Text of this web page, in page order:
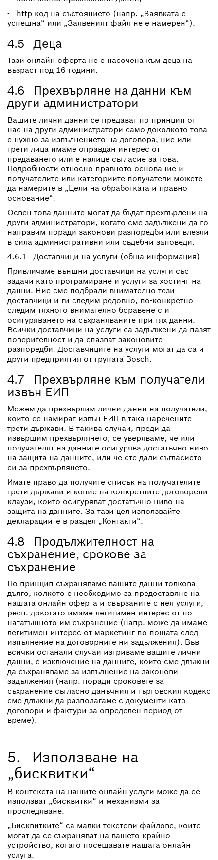
- http код на състоянието (напр. „Заявката е
успешна“ или „Заявеният файл не е намерен“).
4.5 Деца
Тази онлайн оферта не е насочена към деца на
възраст под 16 години.
4.6 Прехвърляне на данни към
други администратори
Вашите лични данни се предават по принцип от
нас на други администратори само доколкото това
е нужно за изпълнението на договора, ние или
трети лица имаме оправдан интерес от
предаването или е налице съгласие за това.
Подробности относно правното основание и
получателите или категориите получатели можете
да намерите в „Цели на обработката и правно
основание“.
Освен това данните могат да бъдат прехвърлени на
други администратори, когато сме задължени да го
направим поради законови разпоредби или влезли
в сила административни или съдебни заповеди.
4.6.1 Доставчици на услуги (обща информация)
Привличаме външни доставчици на услуги със
задачи като програмиране и услуги за хостинг на
данни. Ние сме подбрали внимателно тези
доставчици и ги следим редовно, по-конкретно
следим тяхното внимателно боравене с и
осигуряването на съхраняваните при тях данни.
Всички доставчици на услуги са задължени да пазят
поверителност и да спазват законовите
разпоредби. Доставчиците на услуги могат да са и
други предприятия от групата Bosch.
4.7 Прехвърляне към получатели
извън ЕИП
Можем да прехвърлим лични данни на получатели,
които се намират извън ЕИП в така наречените
трети държави. В такива случаи, преди да
извършим прехвърлянето, се уверяваме, че или
получателят на данните осигурява достатъчно ниво
на защита на данните, или че сте дали съгласието
си за прехвърлянето.
Имате право да получите списък на получателите
трети държави и копие на конкретните договорени
клаузи, които осигуряват достатъчно ниво на
защита на данните. За тази цел използвайте
декларациите в раздел „Контакти“.
4.8 Продължителност на
съхранение, срокове за
съхранение
По принцип съхраняваме вашите данни толкова
дълго, колкото е необходимо за предоставяне на
нашата онлайн оферта и свързаните с нея услуги,
респ. докогато имаме легитимен интерес от по-
нататъшното им съхранение (напр. може да имаме
легитимен интерес от маркетинг по пощата след
изпълнение на договорните ни задължения). Във
всички останали случаи изтриваме вашите лични
данни, с изключение на данните, които сме длъжни
да съхраняваме за изпълнение на законови
задължения (напр. поради сроковете за
съхранение съгласно данъчния и търговския кодекс
сме длъжни да разполагаме с документи като
договори и фактури за определен период от
време).
5. Използване на
„бисквитки“
В контекста на нашите онлайн услуги може да се
използват „бисквитки“ и механизми за
проследяване.
„Бисквитките“ са малки текстови файлове, които
могат да се съхраняват на вашето крайно
устройство, когато посещавате нашата онлайн
услуга.